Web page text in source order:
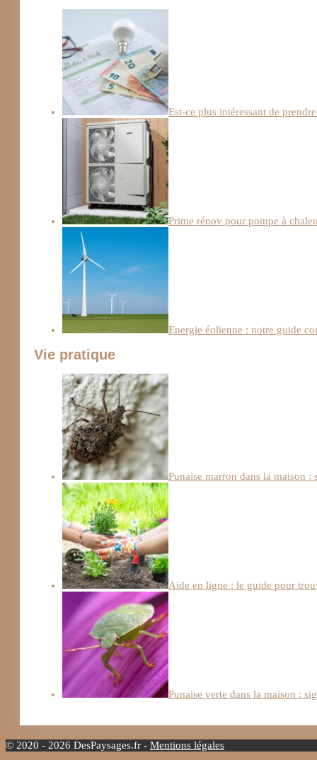
Est-ce plus intéressant de
Prime rénov pour pompe à
Energie éolienne : notre guide
Vie pratique
Punaise marron dans la maison
Aide en ligne : le guide pour
Punaise verte dans la maison :
© 2020 - 2026 DesPaysages.fr - Mentions légales